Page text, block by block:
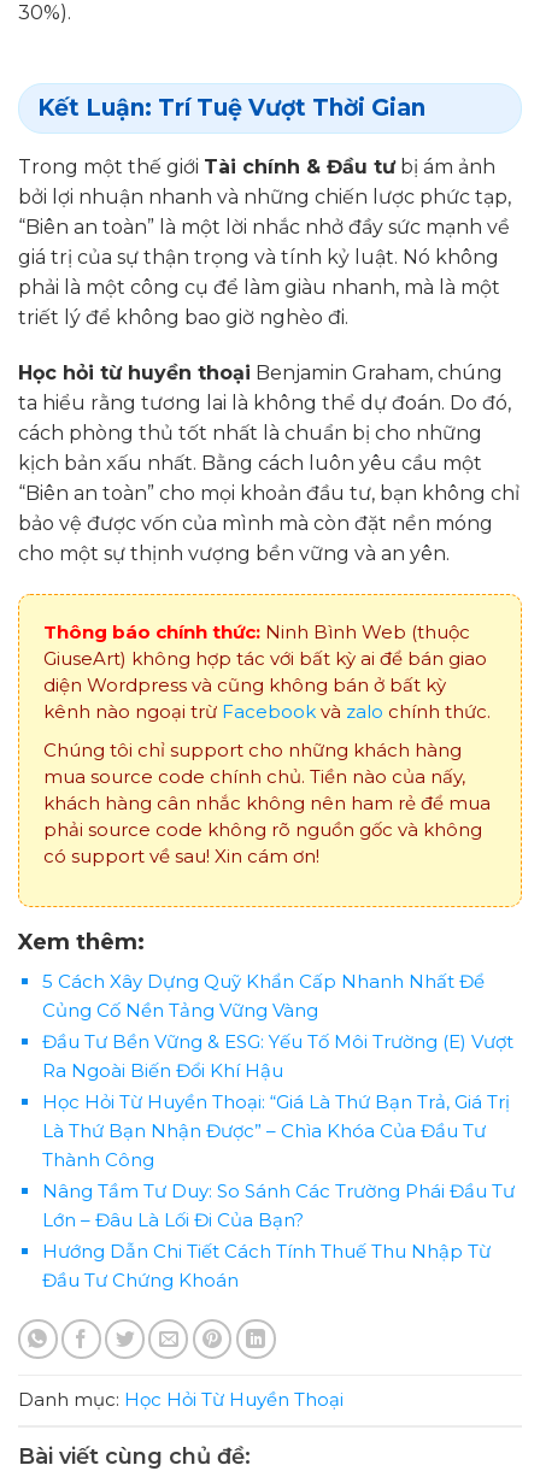
30%).
Kết Luận: Trí Tuệ Vượt Thời Gian
Trong một thế giới Tài chính & Đầu tưbị ám ảnh
bởi lợi nhuận nhanh và những chiến lược phức tạp,
“Biên an toàn” là một lời nhắc nhở đầy sức mạnh về
giá trị của sự thận trọng và tính kỷ luật. Nó không
phải là một công cụ để làm giàu nhanh, mà là một
triết lý để không bao giờ nghèo đi.
Học hỏi từ huyền thoại Benjamin Graham, chúng
ta hiểu rằng tương lai là không thể dự đoán. Do đó,
cách phòng thủ tốt nhất là chuẩn bị cho những
kịch bản xấu nhất. Bằng cách luôn yêu cầu một
“Biên an toàn” cho mọi khoản đầu tư, bạn không chỉ
bảo vệ được vốn của mình mà còn đặt nền móng
cho một sự thịnh vượng bền vững và an yên.
Thông báo chính thức: Ninh Bình Web (thuộc
GiuseArt) không hợp tác với bất kỳ ai để bán giao
diện Wordpress và cũng không bán ở bất kỳ
kênh nào ngoại trừ Facebook và zalo chính thức.
Chúng tôi chỉ support cho những khách hàng
mua source code chính chủ. Tiền nào của nấy,
khách hàng cân nhắc không nên ham rẻ để mua
phải source code không rõ nguồn gốc và không
có support về sau! Xin cám ơn!
Xem thêm:
5 Cách Xây Dựng Quỹ Khẩn Cấp Nhanh Nhất Để
Củng Cố Nền Tảng Vững Vàng
Đầu Tư Bền Vững & ESG: Yếu Tố Môi Trường (E) Vượt
Ra Ngoài Biến Đổi Khí Hậu
Học Hỏi Từ Huyền Thoại: “Giá Là Thứ Bạn Trả, Giá Trị
Là Thứ Bạn Nhận Được” – Chìa Khóa Của Đầu Tư
Thành Công
Nâng Tầm Tư Duy: So Sánh Các Trường Phái Đầu Tư
Lớn – Đâu Là Lối Đi Của Bạn?
Hướng Dẫn Chi Tiết Cách Tính Thuế Thu Nhập Từ
Đầu Tư Chứng Khoán
Danh mục: Học Hỏi Từ Huyền Thoại
Bài viết cùng chủ đề: